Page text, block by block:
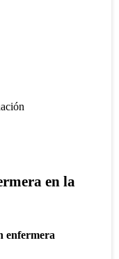
en la
enfermera